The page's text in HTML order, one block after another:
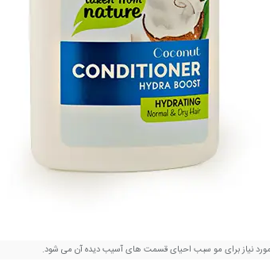
نیاز برای مو سبب احیای قسمت های آسیب دیده آن می شود.